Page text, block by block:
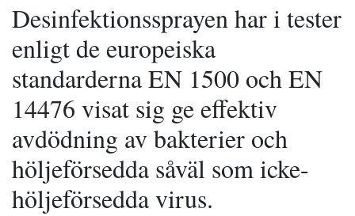
Desinfektionssprayen har i tester
enligt de europeiska
standarderna EN 1500 och EN
14476 visat sig ge effektiv
avdödning av bakterier och
höljeförsedda såväl som icke-
höljeförsedda virus.